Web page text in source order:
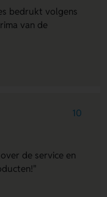
bedrukt volgens
van de
10
de service en